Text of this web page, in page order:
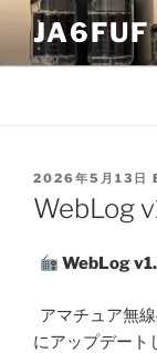
Skip
content
JA6FUF
POSTED
ON
2026年5月13日
WebLog
WebLog
アマチュア無
にアップデート